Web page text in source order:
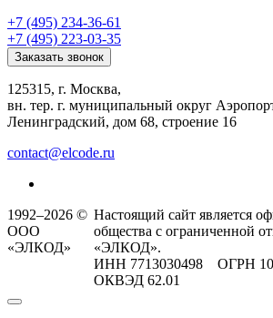
+7 (495) 234-36-61
+7 (495) 223-03-35
Заказать звонок
125315, г. Москва,
вн. тер. г. муниципальный округ
Ленинградский, дом 68, строение 16
contact@elcode.ru
1992–2026 ©
ООО
«ЭЛКОД»
Настоящий сайт является
общества с ограниченной
«ЭЛКОД».
ИНН 7713030498 ОГРН
ОКВЭД 62.01